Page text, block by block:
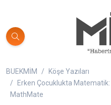
BUEKMİM
Köşe Yazıları
Erken Çocuklukta
MathMate